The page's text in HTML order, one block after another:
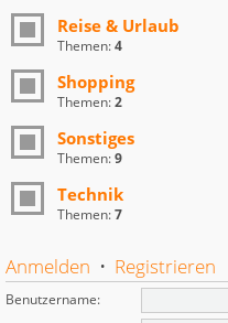
Reise & Urlaub
Themen:4
Shopping
Themen:2
Sonstiges
Themen:9
Technik
Themen:7
Anmelden • Registrieren
Benutzername: